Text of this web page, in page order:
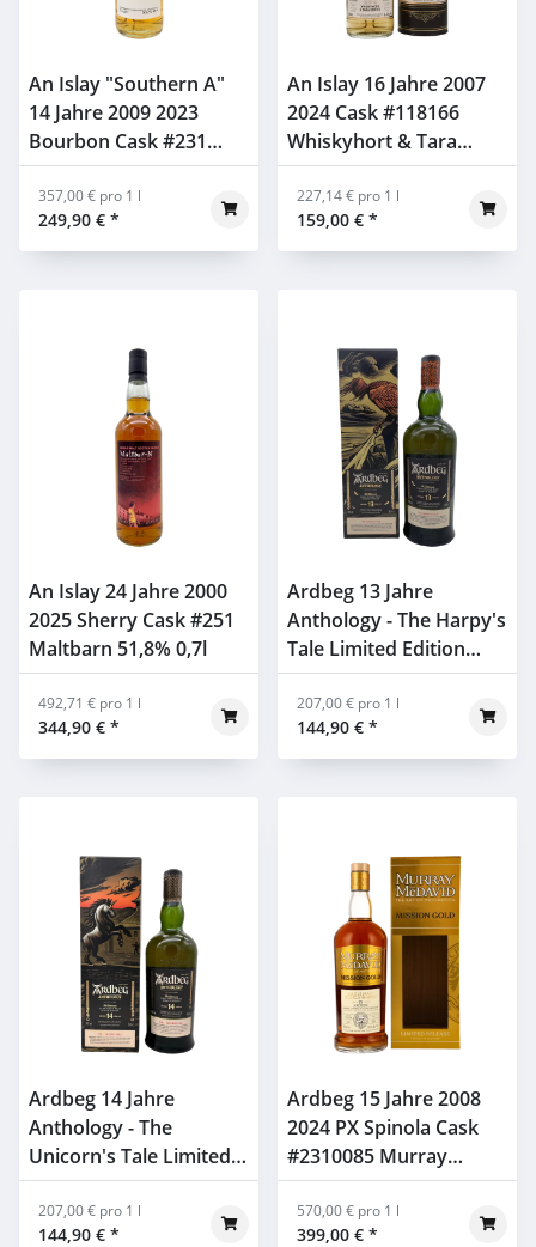
An Islay "Southern A"
14 Jahre 2009 2023
Bourbon Cask #231
Maltbarn 50,2% 0,7l
249,90 € *
357,00 € pro 1 l
An Islay 16 Jahre 2007
2024 Cask #118166
Whiskyhort & Tara
Duncan Taylor 54,4%
0,7l
159,00 € *
227,14 € pro 1 l
An Islay 24 Jahre 2000
2025 Sherry Cask #251
Maltbarn 51,8% 0,7l
344,90 € *
492,71 € pro 1 l
Ardbeg 13 Jahre
Anthology - The Harpy's
Tale Limited Edition
46% 0,7l
144,90 € *
207,00 € pro 1 l
Ardbeg 14 Jahre
Anthology - The
Unicorn's Tale Limited
Edition 46% 0,7l
144,90 € *
207,00 € pro 1 l
Ardbeg 15 Jahre 2008
2024 PX Spinola Cask
#2310085 Murray
McDavid 58,1% 0,7l
399,00 € *
570,00 € pro 1 l